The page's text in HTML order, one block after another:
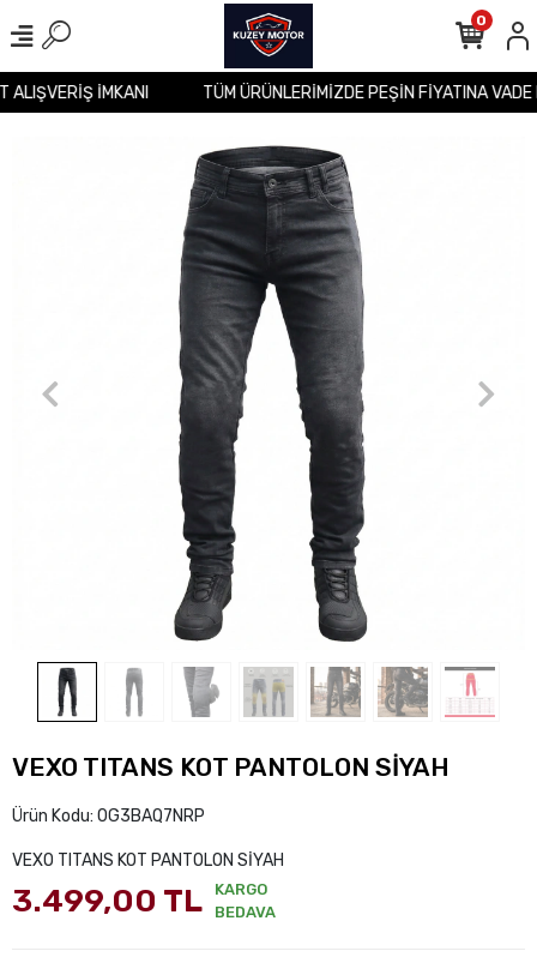
ALIŞVERİŞ İMKANI TÜM ÜRÜNLERİMİZDE PEŞİN FİYATINA
0
VEXO TITANS KOT PANTOLON SİYAH
Ürün Kodu: 0G3BAQ7NRP
VEXO TITANS KOT PANTOLON SİYAH
3.499,00 TL
KARGO
BEDAVA